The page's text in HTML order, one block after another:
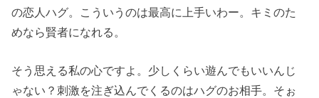
の恋人ハグ。こういうのは最高に上手いわー。キミのた
めなら賢者になれる。
そう思える私の心ですよ。少しくらい遊んでもいいんじ
ゃない？刺激を注ぎ込んでくるのはハグのお相手。そぉ